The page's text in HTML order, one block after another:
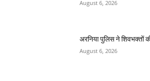
August 6, 2026
अरनिया पुलिस ने शिवभक्तों
August 6, 2026